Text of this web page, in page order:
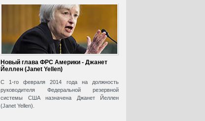
Новый глава ФРС Америки - Джанет
Йеллен (Janet Yellen)
С 1-го февраля 2014 года на должность
руководителя Федеральной резервной
системы США назначена Джанет Йеллен
(Janet Yellen).